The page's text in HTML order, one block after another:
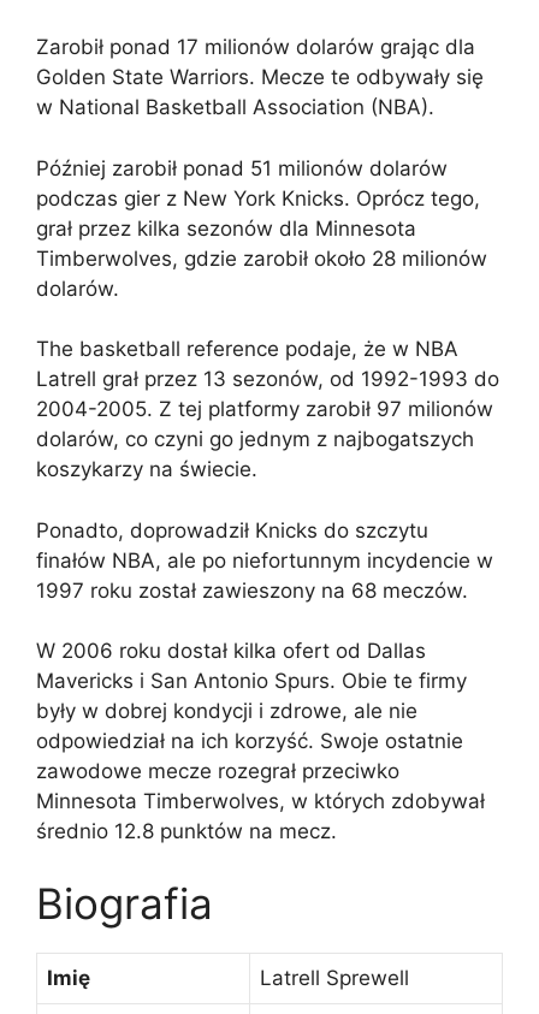
Zarobił ponad 17 milionów dolarów grając dla
Golden State Warriors. Mecze te odbywały się
w National Basketball Association (NBA).
Później zarobił ponad 51 milionów dolarów
podczas gier z New York Knicks. Oprócz tego,
grał przez kilka sezonów dla Minnesota
Timberwolves, gdzie zarobił około 28 milionów
dolarów.
The basketball reference podaje, że w NBA
Latrell grał przez 13 sezonów, od 1992-1993 do
2004-2005. Z tej platformy zarobił 97 milionów
dolarów, co czyni go jednym z najbogatszych
koszykarzy na świecie.
Ponadto, doprowadził Knicks do szczytu
finałów NBA, ale po niefortunnym incydencie w
1997 roku został zawieszony na 68 meczów.
W 2006 roku dostał kilka ofert od Dallas
Mavericks i San Antonio Spurs. Obie te firmy
były w dobrej kondycji i zdrowe, ale nie
odpowiedział na ich korzyść. Swoje ostatnie
zawodowe mecze rozegrał przeciwko
Minnesota Timberwolves, w których zdobywał
średnio 12.8 punktów na mecz.
Biografia
Imię Latrell Sprewell